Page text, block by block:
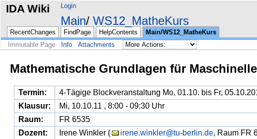
IDA Wiki Login
Main WS12_MatheKurs
RecentChanges FindPage HelpContents
Main/WS12_MatheKurs
Immutable Page
Info Attachments
Mathematische Grundlagen für
Termin:
4-Tägige Blockveranstaltung Mo, 01.10. bis Fr,
Klausur:
Mi, 10.10.11 , 8:00 - 09:30 Uhr
Raum:
FR 6535
Dozent:
Irene Winkler ( irene.winkler@tu-berlin.de, Raum FR